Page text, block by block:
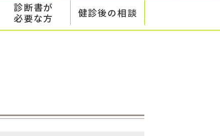
診断書が
必要な方
健診後の相談